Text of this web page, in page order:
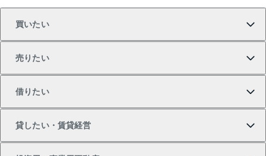
買いたい
新築・分譲マンションの購入
売りたい
マンションの売却・査定
借りたい
借りたいTOP
貸したい・賃貸経営